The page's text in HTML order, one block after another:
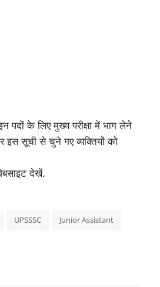
पदों के लिए मुख्य परीक्षा में भाग लेने
इस सूची से चुने गए व्यक्तियों को
देखें.
UPSSSC Junior Assistant